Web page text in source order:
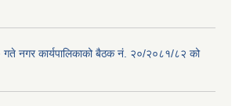
नगर कार्यपालिकाको बैठक नं. २०/२०८१/८२ को